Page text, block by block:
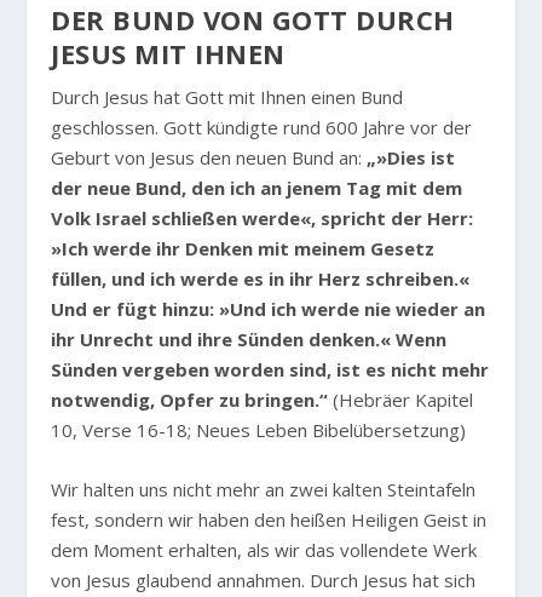
DER BUND VON GOTT DURCH
JESUS MIT IHNEN
Durch Jesus hat Gott mit Ihnen einen Bund
geschlossen. Gott kündigte rund 600 Jahre vor der
Geburt von Jesus den neuen Bund an: „»Dies ist
der neue Bund, den ich an jenem Tag mit dem
Volk Israel schließen werde«, spricht der Herr:
»Ich werde ihr Denken mit meinem Gesetz
füllen, und ich werde es in ihr Herz schreiben.«
Und er fügt hinzu: »Und ich werde nie wieder an
ihr Unrecht und ihre Sünden denken.« Wenn
Sünden vergeben worden sind, ist es nicht mehr
notwendig, Opfer zu bringen.“ (Hebräer Kapitel
10, Verse 16-18; Neues Leben Bibelübersetzung)
Wir halten uns nicht mehr an zwei kalten Steintafeln
fest, sondern wir haben den heißen Heiligen Geist in
dem Moment erhalten, als wir das vollendete Werk
von Jesus glaubend annahmen. Durch Jesus hat sich